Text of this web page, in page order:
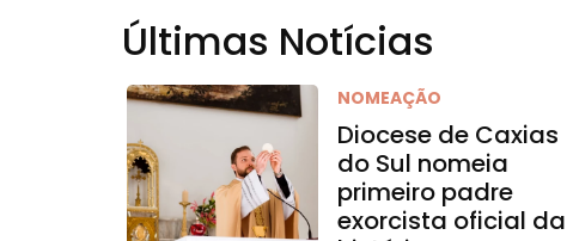
Últimas Notícias
NOMEAÇÃO
Diocese de Caxias
do Sul nomeia
primeiro padre
exorcista oficial da